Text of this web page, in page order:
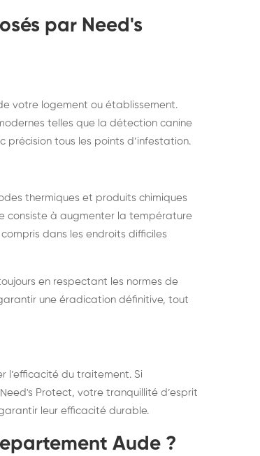
par Need's
votre logement ou établissement.
telles que la détection canine
précision tous les points d’infestation.
thermiques et produits chimiques
consiste à augmenter la température
dans les endroits difficiles
en respectant les normes de
une éradication définitive, tout
l’efficacité du traitement. Si
Protect, votre tranquillité d’esprit
leur efficacité durable.
Aude ?